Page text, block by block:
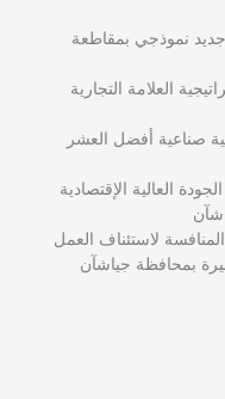
نموذجي بمقاطعة
العلامة التجارية
صناعية أفضل العشر
العالية الإقتصادية
لاستئناف العمل
بمحافظة جياشآن